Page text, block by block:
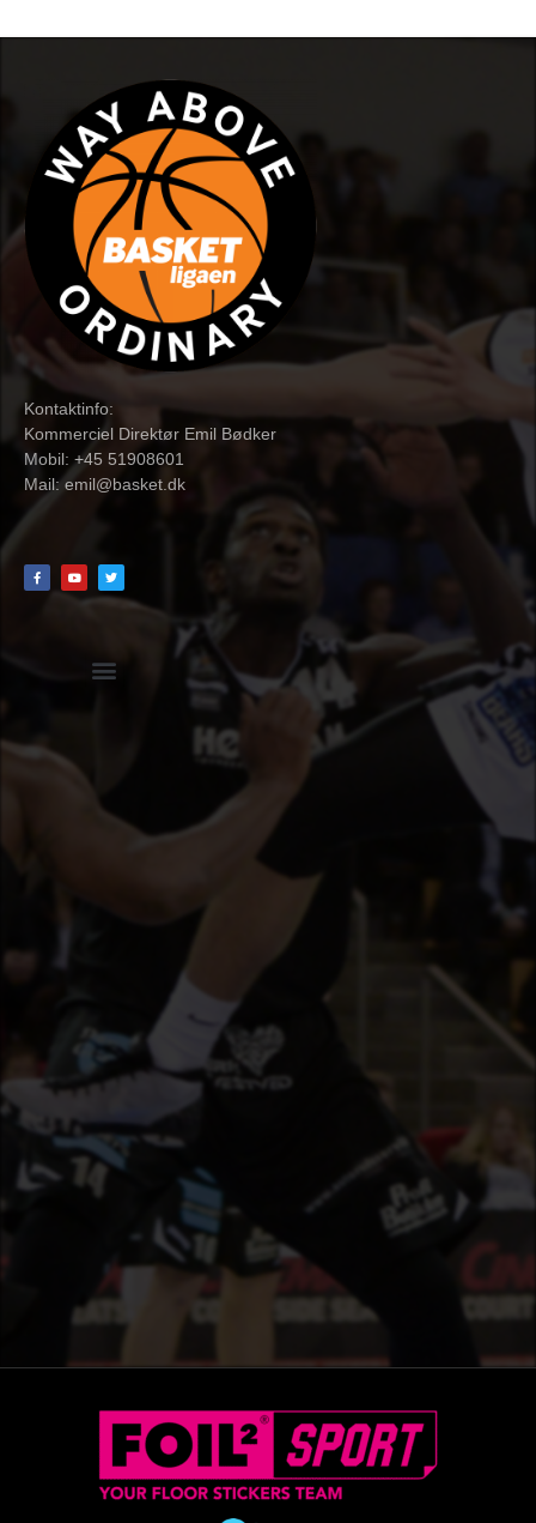
Kontaktinfo:
Kommerciel Direktør Emil Bødker
Mobil: +45 51908601
Mail:emil@basket.dk